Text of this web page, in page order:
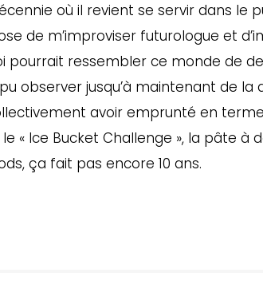
où il revient se servir dans le
de m’improviser futurologue et
pourrait ressembler ce monde de
pu observer jusqu’à maintenant de la
avoir emprunté en
« Ice Bucket Challenge », la pâte
ça fait pas encore 10 ans.